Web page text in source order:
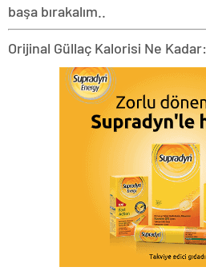
başa bırakalım..
Orijinal Güllaç Kalorisi Ne Kadar: